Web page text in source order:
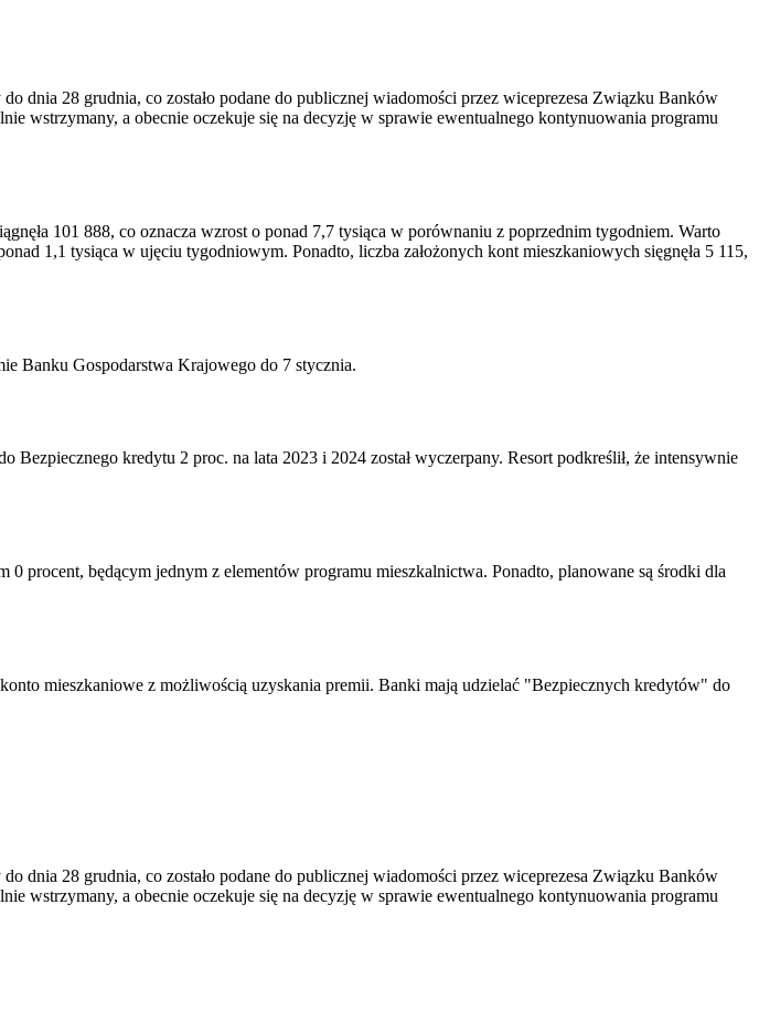
dnia 28 grudnia, co zostało podane do publicznej wiadomości przez wiceprezesa Związku Banków
wstrzymany, a obecnie oczekuje się na decyzję w sprawie ewentualnego kontynuowania programu
101 888, co oznacza wzrost o ponad 7,7 tysiąca w porównaniu z poprzednim tygodniem. Warto
1,1 tysiąca w ujęciu tygodniowym. Ponadto, liczba założonych kont mieszkaniowych sięgnęła 5 115,
Banku Gospodarstwa Krajowego do 7 stycznia.
kredytu 2 proc. na lata 2023 i 2024 został wyczerpany. Resort podkreślił, że intensywnie
procent, będącym jednym z elementów programu mieszkalnictwa. Ponadto, planowane są środki dla
mieszkaniowe z możliwością uzyskania premii. Banki mają udzielać "Bezpiecznych kredytów" do
dnia 28 grudnia, co zostało podane do publicznej wiadomości przez wiceprezesa Związku Banków
wstrzymany, a obecnie oczekuje się na decyzję w sprawie ewentualnego kontynuowania programu